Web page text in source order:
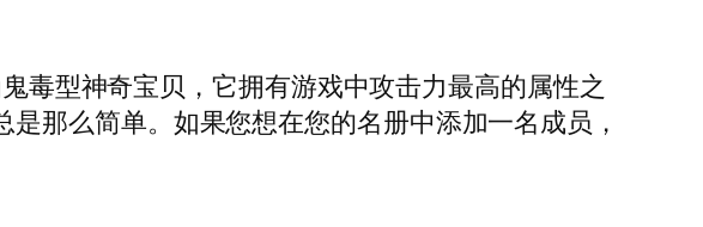
毒型神奇宝贝，它拥有游戏中攻击力最高的属性之
那么简单。如果您想在您的名册中添加一名成员，